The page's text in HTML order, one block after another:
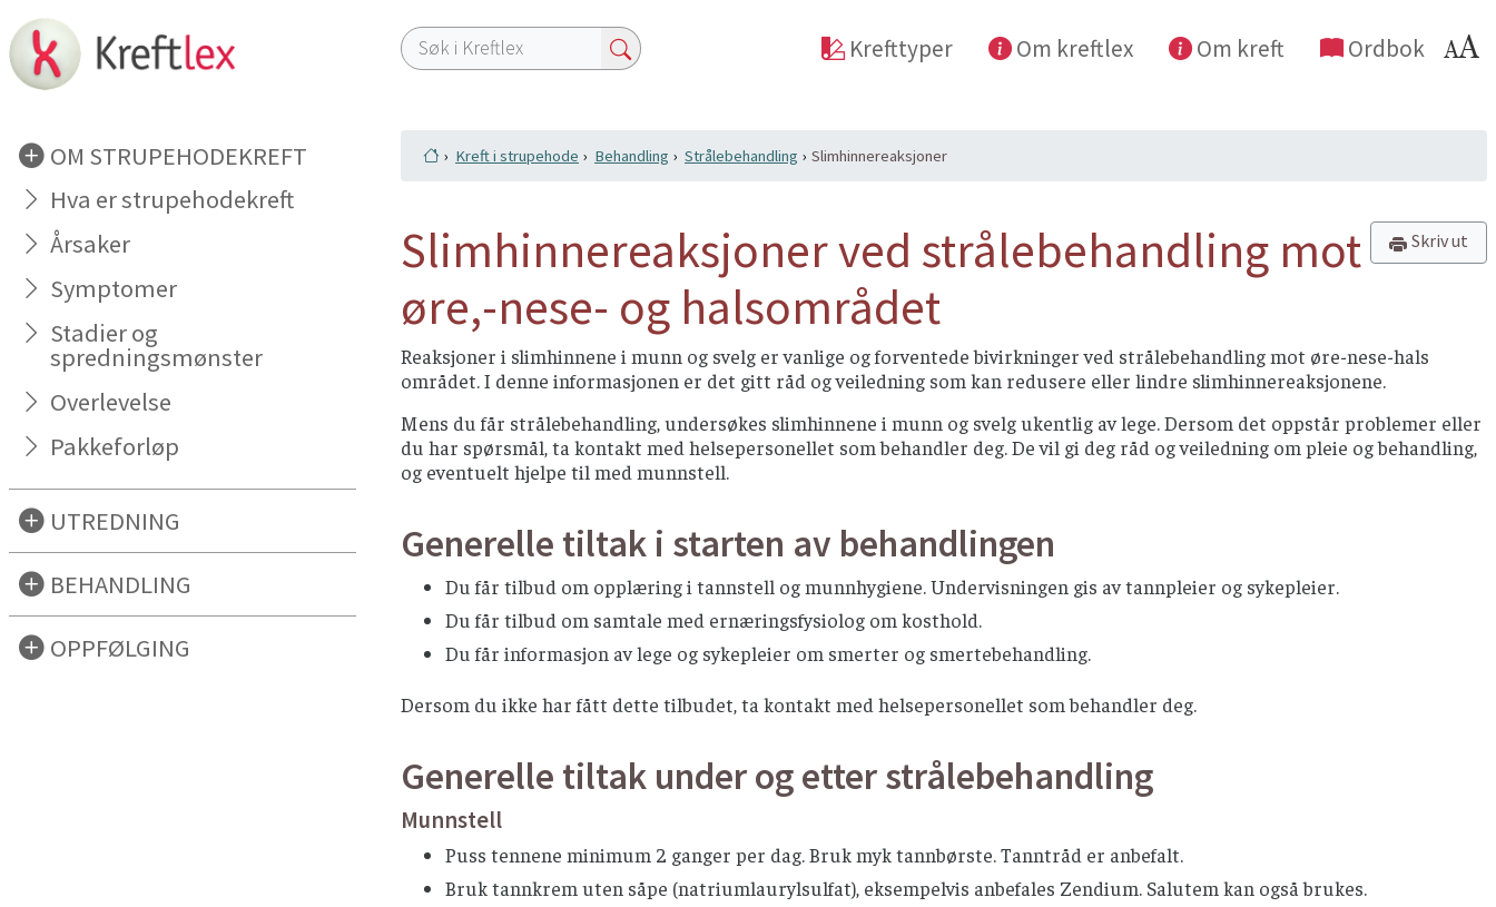
OM STRUPEHODEKREFT
Hva er strupehodekreft
Årsaker
Symptomer
Stadier og
spredningsmønster
Overlevelse
Pakkeforløp
UTREDNING
BEHANDLING
OPPFØLGING
Krefttyper Om kreftlex Om kreft Ordbok
Kreft i strupehode Behandling Strålebehandling Slimhinnereaksjoner
Skriv ut
Slimhinnereaksjoner ved strålebehandling mot
øre,-nese- og halsområdet
Reaksjoner i slimhinnene i munn og svelg er vanlige og forventede bivirkninger ved strålebehandling mot øre-nese-hals
området. I denne informasjonen er det gitt råd og veiledning som kan redusere eller lindre slimhinnereaksjonene.
Mens du får strålebehandling, undersøkes slimhinnene i munn og svelg ukentlig av lege. Dersom det oppstår problemer eller
du har spørsmål, ta kontakt med helsepersonellet som behandler deg. De vil gi deg råd og veiledning om pleie og behandling,
og eventuelt hjelpe til med munnstell.
Generelle tiltak i starten av behandlingen
Du får tilbud om opplæring i tannstell og munnhygiene. Undervisningen gis av tannpleier og sykepleier.
Du får tilbud om samtale med ernæringsfysiolog om kosthold.
Du får informasjon av lege og sykepleier om smerter og smertebehandling.
Dersom du ikke har fått dette tilbudet, ta kontakt med helsepersonellet som behandler deg.
Generelle tiltak under og etter strålebehandling
Munnstell
Puss tennene minimum 2 ganger per dag. Bruk myk tannbørste. Tanntråd er anbefalt.
Bruk tannkrem uten såpe (natriumlaurylsulfat), eksempelvis anbefales Zendium. Salutem kan også brukes.